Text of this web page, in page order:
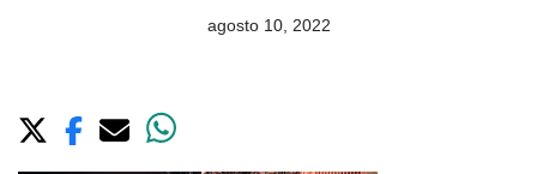
agosto 10, 2022